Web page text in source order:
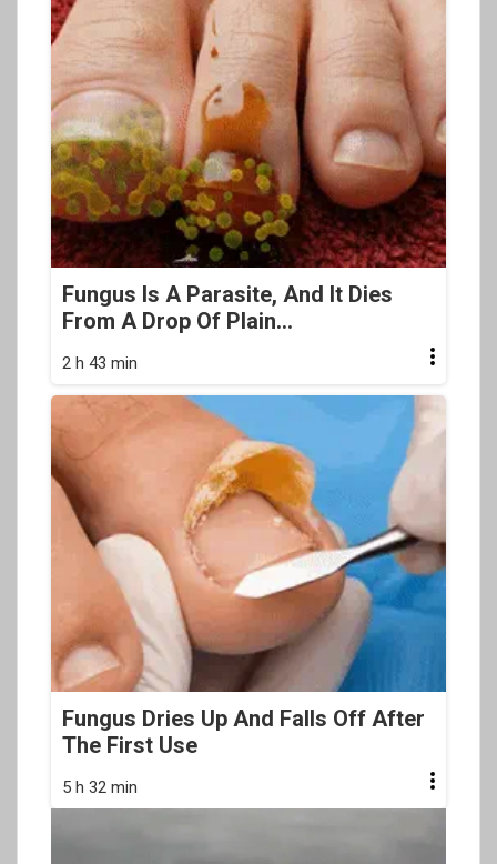
Fungus Is A Parasite, And It Dies
From A Drop Of Plain...
2 h 43 min
Fungus Dries Up And Falls Off After
The First Use
5 h 32 min